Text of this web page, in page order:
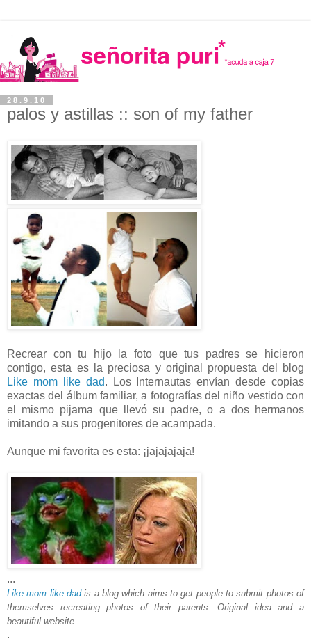
28.9.10
palos y astillas :: son of my father
Recrear con tu hijo la foto que tus padres se hicieron
contigo, esta es la preciosa y original propuesta del blog
Like mom like dad. Los Internautas envían desde copias
exactas del álbum familiar, a fotografías del niño vestido con
el mismo pijama que llevó su padre, o a dos hermanos
imitando a sus progenitores de acampada.
Aunque mi favorita es esta: ¡jajajajaja!
...
Like mom like dadis a blog which aims to get people to submit photos of
themselves recreating photos of their parents. Original idea and a
beautiful website.
.